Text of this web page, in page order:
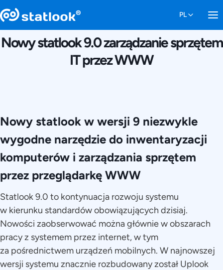
6 GRUDNIA 2014
Nowy statlook 9.0 zarządzanie sprzętem
IT przez WWW
Nowy statlook w wersji 9 niezwykle
wygodne narzędzie do inwentaryzacji
komputerów i zarządzania sprzętem
przez przeglądarkę WWW
Statlook 9.0 to kontynuacja rozwoju systemu
w kierunku standardów obowiązujących dzisiaj.
Nowości zaobserwować można głównie w obszarach
pracy z systemem przez internet, w tym
za pośrednictwem urządzeń mobilnych. W najnowszej
wersji systemu znacznie rozbudowany został Uplook